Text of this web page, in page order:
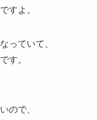
すよ。
っていて、
す。
ので、